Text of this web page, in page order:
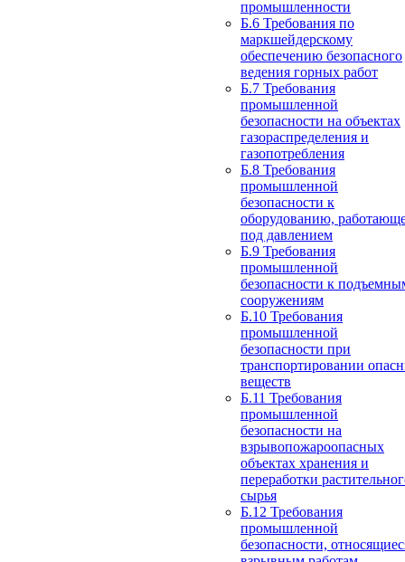
промышленности
Б.6 Требования по
маркшейдерскому
обеспечению безопасного
ведения горных работ
Б.7 Требования
промышленной
безопасности на объектах
газораспределения и
газопотребления
Б.8 Требования
промышленной
безопасности к
оборудованию,
под давлением
Б.9 Требования
промышленной
безопасности к
сооружениям
Б.10 Требования
промышленной
безопасности при
транспортировании
веществ
Б.11 Требования
промышленной
безопасности на
взрывопожароопасных
объектах хранения и
переработки
сырья
Б.12 Требования
промышленной
безопасности,